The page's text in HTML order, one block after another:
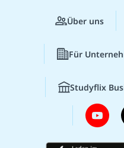
Über uns
Für
Studyflix